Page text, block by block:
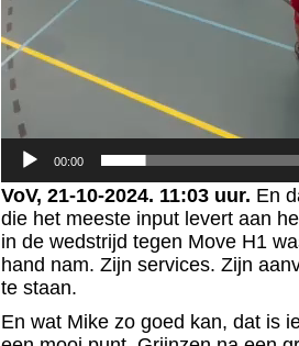
00:00
VoV, 21-10-2024. 11:03 uur. En
die het meeste input levert aan
in de wedstrijd tegen Move H1
hand nam. Zijn services. Zijn
te staan.
En wat Mike zo goed kan, dat is